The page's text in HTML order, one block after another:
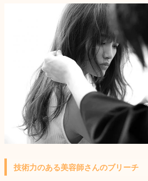
技術力のある美容師さんのブリーチ